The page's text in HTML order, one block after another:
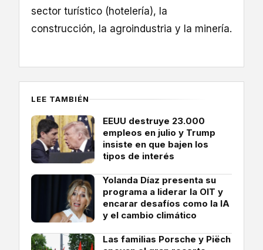
sector turístico (hotelería), la
construcción, la agroindustria y la minería.
LEE TAMBIÉN
EEUU destruye 23.000
empleos en julio y Trump
insiste en que bajen los
tipos de interés
Yolanda Díaz presenta su
programa a liderar la OIT y
encarar desafíos como la IA
y el cambio climático
Las familias Porsche y Piëch